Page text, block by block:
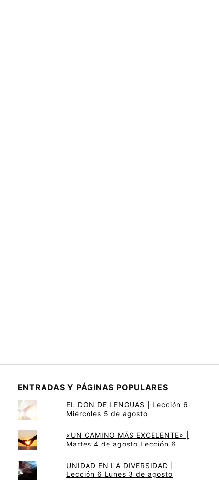
ENTRADAS Y PÁGINAS POPULARES
EL DON DE LENGUAS | Lección 6
Miércoles 5 de agosto
«UN CAMINO MÁS EXCELENTE» |
Martes 4 de agosto Lección 6
UNIDAD EN LA DIVERSIDAD |
Lección 6 Lunes 3 de agosto